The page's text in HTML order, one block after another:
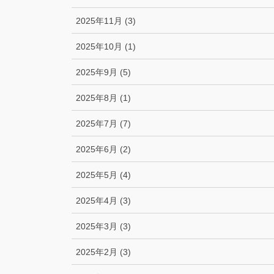
2025年11月 (3)
2025年10月 (1)
2025年9月 (5)
2025年8月 (1)
2025年7月 (7)
2025年6月 (2)
2025年5月 (4)
2025年4月 (3)
2025年3月 (3)
2025年2月 (3)